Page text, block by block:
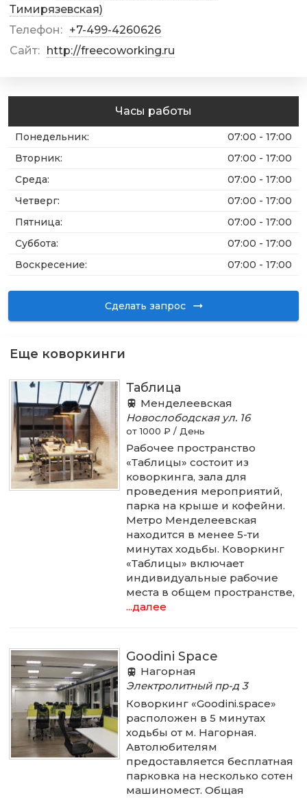
Тимирязевская)
Телефон: +7-499-4260626
Сайт: http://freecoworking.ru
Часы работы
Понедельник:
07:00 - 17:00
Вторник:
07:00 - 17:00
Среда:
07:00 - 17:00
Четверг:
07:00 - 17:00
Пятница:
07:00 - 17:00
Суббота:
07:00 - 17:00
Воскресение: 07:00 - 17:00
Сделать запрос
Еще коворкинги
Таблица
Менделеевская
Новослободская ул. 16
от 1000 ₽ / День
Рабочее пространство
«Таблицы» состоит из
коворкинга, зала для
проведения мероприятий,
парка на крыше и кофейни.
Метро Менделеевская
находится в менее 5-ти
минутах ходьбы. Коворкинг
«Таблицы» включает
индивидуальные рабочие
места в общем пространстве,
...далее
Goodini Space
Нагорная
Электролитный пр-д3
Коворкинг «Goodini.space»
расположен в 5 минутах
ходьбы от м. Нагорная.
Автолюбителям
предоставляется бесплатная
парковка на несколько сотен
машиномест. Общая